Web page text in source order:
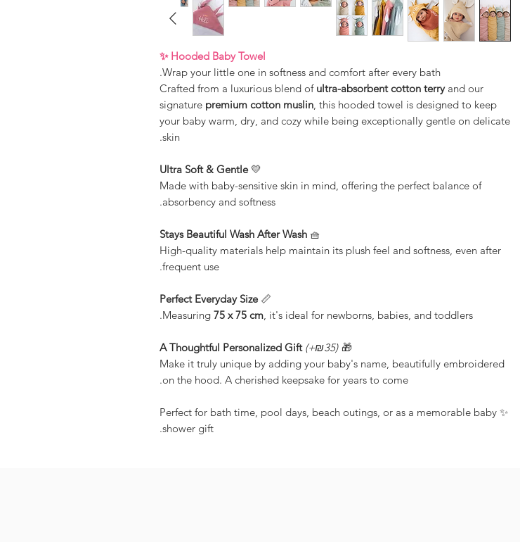
Hooded Baby Towel ✨
Wrap your little one in softness and comfort after every bath.
Crafted from a luxurious blend of ultra-absorbent cotton terryand our
signature premium cotton muslin, this hooded towel is designed to keep
your baby warm, dry, and cozy while being exceptionally gentle on delicate
skin.
💛
Ultra Soft & Gentle
Made with baby-sensitive skin in mind, offering the perfect balance of
absorbency and softness.
🧺
Stays Beautiful Wash After Wash
High-quality materials help maintain its plush feel and softness, even after
frequent use.
📏
Perfect Everyday Size
Measuring 75 x 75 cm, it's ideal for newborns, babies, and toddlers.
🎁
A Thoughtful Personalized Gift (+₪35)
Make it truly unique by adding your baby's name, beautifully embroidered
on the hood. A cherished keepsake for years to come.
✨ Perfect for bath time, pool days, beach outings, or as a memorable baby
shower gift.